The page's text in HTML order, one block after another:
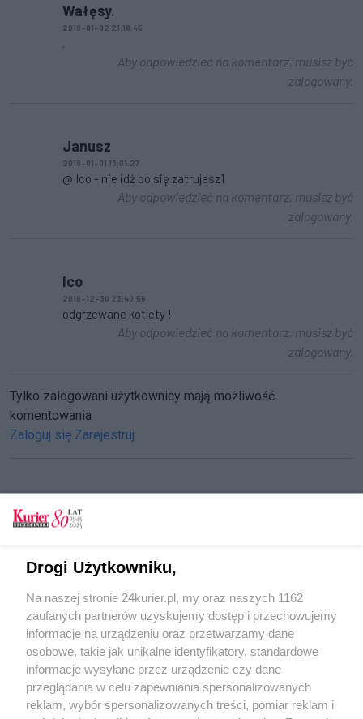
Wałęsy.
2019-01-02 21:18:45
.
Aby odpowiedzieć na komentarz, musisz być
zalogowany.
Janusz
2019-01-01 13:01:27
@ Ico - nie idż bo się zatrujesz1
Aby odpowiedzieć na komentarz, musisz być
zalogowany.
Ico
2018-12-30 23:40:56
odgrzewane kotlety !
Aby odpowiedzieć na komentarz, musisz być
zalogowany.
Tylko zalogowani użytkownicy mają możliwość
komentowania
Zaloguj się Zarejestruj
CZYTAJ TAKŻE
Muzeum nominowane do europejskiej nagrody
za Przełomy
Pióro papugi czy ząb jaguara? [GALERIA]
POGODA
Drogi Użytkowniku,
Na naszej stronie 24kurier.pl, my oraz naszych 1162
zaufanych partnerów uzyskujemy dostęp i przechowujemy
informacje na urządzeniu oraz przetwarzamy dane
osobowe, takie jak unikalne identyfikatory, standardowe
informacje wysyłane przez urządzenie czy dane
przeglądania w celu zapewniania spersonalizowanych
reklam, wybór spersonalizowanych treści, pomiar reklam i